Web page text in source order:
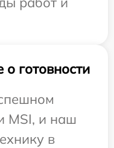
готовности
MSI, и наш
в